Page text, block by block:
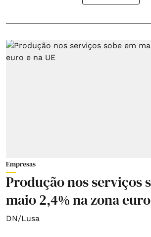
Empresas
Produção nos serviços
maio 2,4% na zona
DN/Lusa